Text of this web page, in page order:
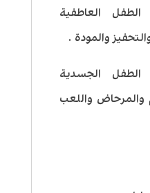
العاطفية
والمودة .
الجسدية
والمرحاض واللعب